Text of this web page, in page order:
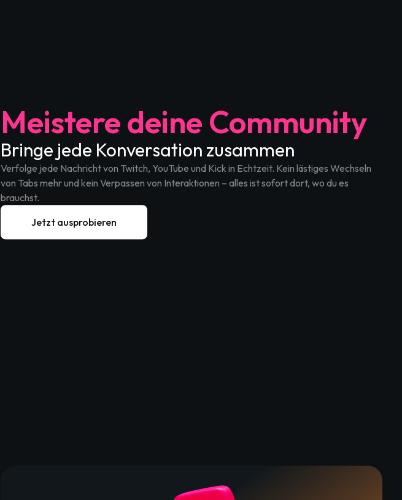
Meistere deine Community
Bringe jede Konversation zusammen
Verfolge jede Nachricht von Twitch, YouTube und Kick in Echtzeit. Kein lästiges Wechseln
von Tabs mehr und kein Verpassen von Interaktionen – alles ist sofort dort, wo du es
brauchst.
Jetzt ausprobieren